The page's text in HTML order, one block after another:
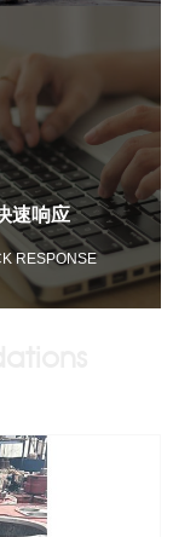
速响应
RESPONSE